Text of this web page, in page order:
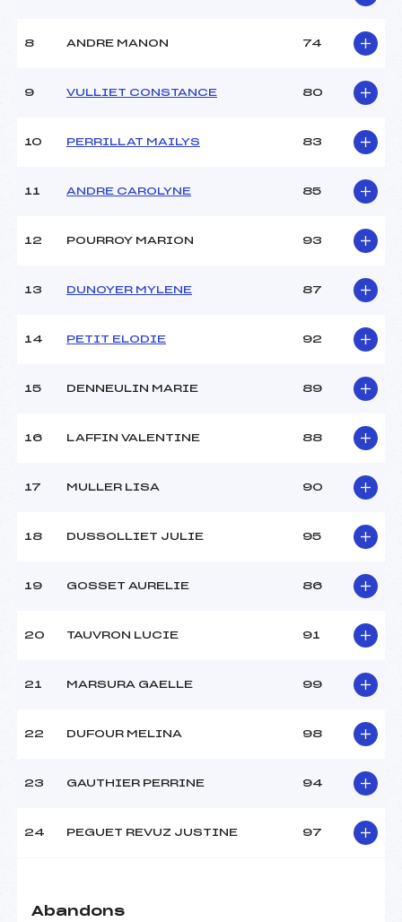
8 ANDRE MANON 74
9 VULLIET CONSTANCE 80
10 PERRILLAT MAILYS 83
11 ANDRE CAROLYNE 85
12 POURROY MARION 93
13 DUNOYER MYLENE 87
14 PETIT ELODIE 92
15 DENNEULIN MARIE 89
16 LAFFIN VALENTINE 88
17 MULLER LISA 90
18 DUSSOLLIET JULIE 95
19 GOSSET AURELIE 86
20 TAUVRON LUCIE 91
21 MARSURA GAELLE 99
22 DUFOUR MELINA 98
23 GAUTHIER PERRINE 94
24 PEGUET REVUZ JUSTINE 97
Abandons